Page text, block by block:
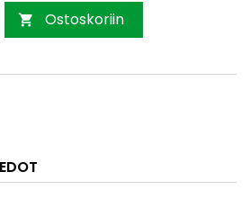
 Ostoskoriin